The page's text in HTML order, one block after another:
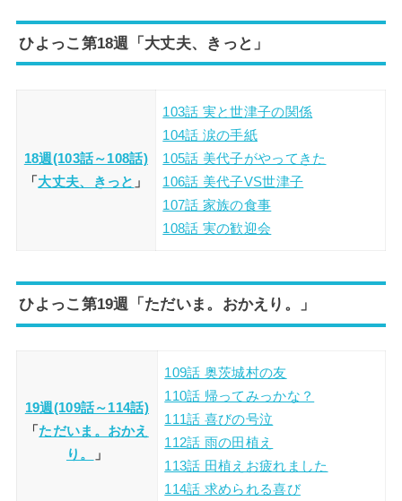
ひよっこ第18週「大丈夫、きっと」
18週(103話～108話)
「 大丈夫、きっと 」
103話 実と世津子の関係
104話 涙の手紙
105話 美代子がやってきた
106話 美代子VS世津子
107話 家族の食事
108話 実の歓迎会
ひよっこ第19週「ただいま。おかえり。」
19週(109話～114話)
「 ただいま。おかえ
り。
」
109話 奥茨城村の友
110話 帰ってみっかな？
111話 喜びの号泣
112話 雨の田植え
113話 田植えお疲れました
114話 求められる喜び